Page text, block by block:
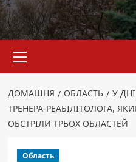
меню
ДОМАШНЯ ОБЛАСТЬ
У
ТРЕНЕРА-РЕАБІЛІТОЛОГА,
ОБСТРІЛИ ТРЬОХ ОБЛАСТЕЙ
Область